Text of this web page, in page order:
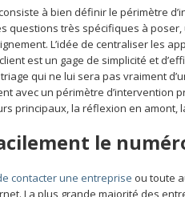
à bien définir le périmètre
questions très spécifiques à
L’idée de centraliser les
est un gage de simplicité et
qui ne lui sera pas vraiment
avec un périmètre d’intervention
principaux, la réflexion en amont,
le
contacter une entreprise ou toute
La plus grande majorité des